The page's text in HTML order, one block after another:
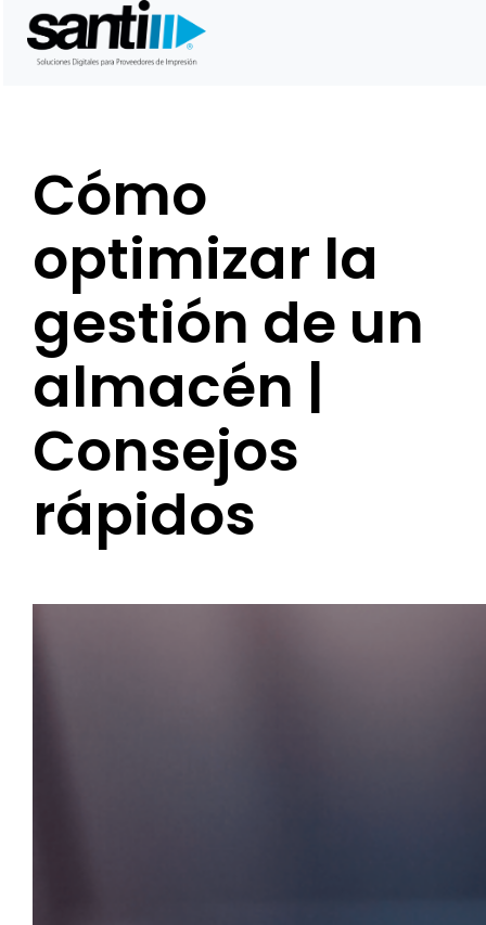
Saltar
Cómo
optimizar la
gestión de un
almacén |
Consejos
rápidos